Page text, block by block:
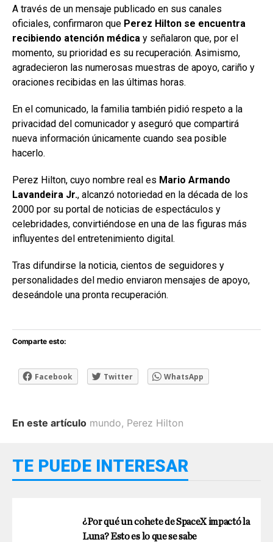
A través de un mensaje publicado en sus canales
oficiales, confirmaron que Perez Hilton se encuentra
recibiendo atención médica y señalaron que, por el
momento, su prioridad es su recuperación. Asimismo,
agradecieron las numerosas muestras de apoyo, cariño y
oraciones recibidas en las últimas horas.
En el comunicado, la familia también pidió respeto a la
privacidad del comunicador y aseguró que compartirá
nueva información únicamente cuando sea posible
hacerlo.
Perez Hilton, cuyo nombre real es Mario Armando
Lavandeira Jr., alcanzó notoriedad en la década de los
2000 por su portal de noticias de espectáculos y
celebridades, convirtiéndose en una de las figuras más
influyentes del entretenimiento digital.
Tras difundirse la noticia, cientos de seguidores y
personalidades del medio enviaron mensajes de apoyo,
deseándole una pronta recuperación.
Comparte esto:
Facebook Twitter WhatsApp
En este artículo mundo, Perez Hilton
TE PUEDE INTERESAR
¿Por qué un cohete de SpaceX impactó la
Luna? Esto es lo que se sabe